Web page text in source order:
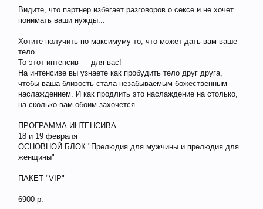
Видите, что партнер избегает разговоров о сексе и не хочет
понимать ваши нужды...
Хотите получить по максимуму то, что может дать вам ваше
тело…
То этот интенсив — для вас!
На интенсиве вы узнаете как пробудить тело друг друга,
чтобы ваша близость стала незабываемым божественным
наслаждением. И как продлить это наслаждение на столько,
на сколько вам обоим захочется
ПРОГРАММА ИНТЕНСИВА
18 и 19 февраля
ОСНОВНОЙ БЛОК "Прелюдия для мужчины и прелюдия для
женщины"
ПАКЕТ "VIP"
6900 р.